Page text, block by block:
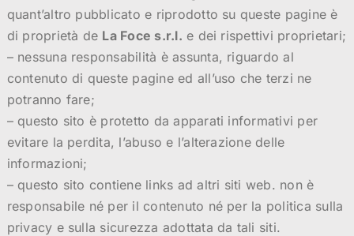
quant’altro pubblicato e riprodotto su queste pagine è
di proprietà de La Foce s.r.l. e dei rispettivi proprietari;
– nessuna responsabilità è assunta, riguardo al
contenuto di queste pagine ed all’uso che terzi ne
potranno fare;
– questo sito è protetto da apparati informativi per
evitare la perdita, l’abuso e l’alterazione delle
informazioni;
– questo sito contiene links ad altri siti web. non è
responsabile né per il contenuto né per la politica sulla
privacy e sulla sicurezza adottata da tali siti.